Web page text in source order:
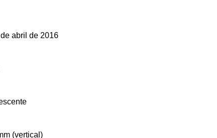
abril de 2016
(vertical)